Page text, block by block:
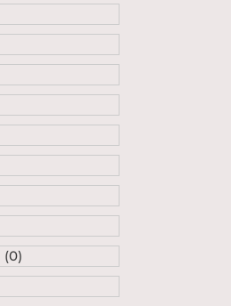
(0)